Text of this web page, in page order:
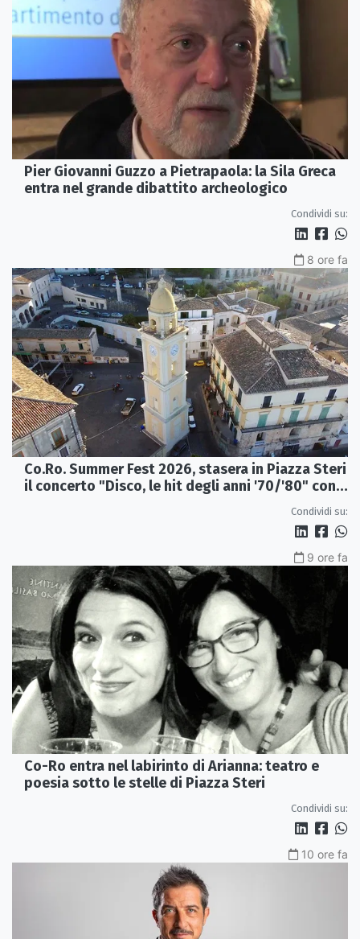
Pier Giovanni Guzzo a Pietrapaola: la Sila Greca
entra nel grande dibattito archeologico
Condividi su:
8 ore fa
Co.Ro. Summer Fest 2026, stasera in Piazza Steri
il concerto "Disco, le hit degli anni '70/'80" con
Condividi su:
9 ore fa
Co-Ro entra nel labirinto di Arianna: teatro e
poesia sotto le stelle di Piazza Steri
Condividi su:
10 ore fa